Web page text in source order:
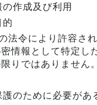
作成及び利用
法令により許容さ
情報として特定し
りではありません。
のために必要が